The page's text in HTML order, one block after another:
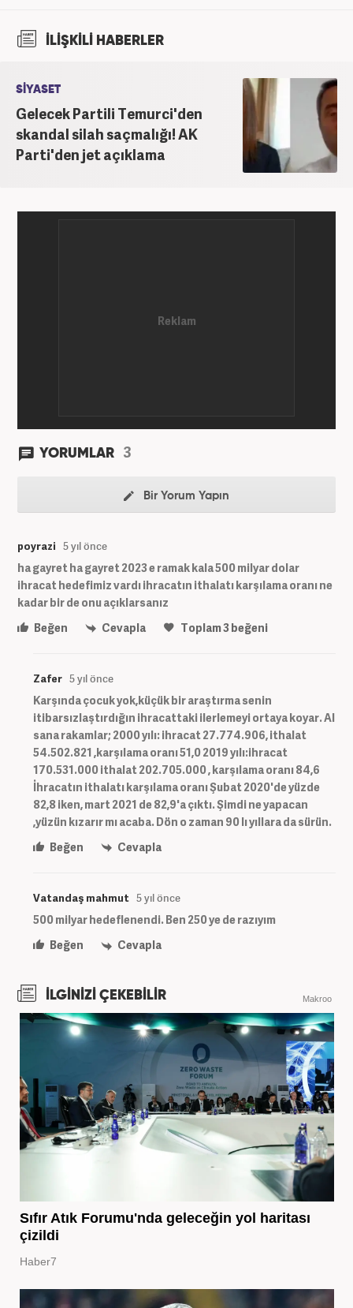
İLİŞKİLİ HABERLER
SİYASET
Gelecek Partili Temurci'den
skandal silah saçmalığı! AK
Parti'den jet açıklama
YORUMLAR 3
Bir Yorum Yapın
poyrazi 5 yıl önce
ha gayret ha gayret 2023 e ramak kala 500 milyar dolar
ihracat hedefimiz vardı ihracatın ithalatı karşılama oranı ne
kadar bir de onu açıklarsanız
Beğen
Cevapla Toplam3beğeni
Zafer 5 yıl önce
Karşında çocuk yok,küçük bir araştırma senin
itibarsızlaştırdığın ihracattaki ilerlemeyi ortaya koyar. Al
sana rakamlar; 2000 yılı: ihracat 27.774.906, ithalat
54.502.821 ,karşılama oranı 51,0 2019 yılı:ihracat
170.531.000 ithalat 202.705.000 , karşılama oranı 84,6
İhracatın ithalatı karşılama oranı Şubat 2020'de yüzde
82,8 iken, mart 2021 de 82,9'a çıktı. Şimdi ne yapacan
,yüzün kızarır mı acaba. Dön o zaman 90 lı yıllara da sürün.
Beğen
Cevapla
Vatandaş mahmut 5 yıl önce
500 milyar hedeflenendi. Ben 250 ye de razıyım
Beğen
Cevapla
İLGİNİZİ ÇEKEBİLİR Makroo
Sıfır Atık Forumu'nda geleceğin yol haritası
çizildi
Haber7